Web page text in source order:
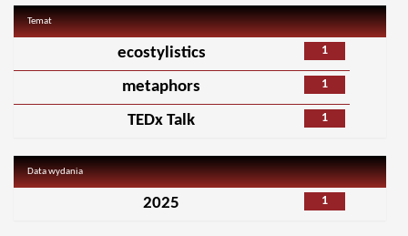
Temat
1
ecostylistics
1
metaphors
1
TEDx Talk
Data wydania
1
2025